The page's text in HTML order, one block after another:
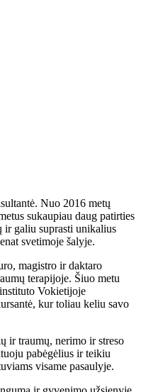
Nuo 2016 metų
sukaupiau daug patirties
ir galiu suprasti unikalius
svetimoje šalyje.
magistro ir daktaro
terapijoje. Šiuo metu
Vokietijoje
kur toliau keliu savo
ir traumų, nerimo ir streso
pabėgėlius ir teikiu
visame pasaulyje.